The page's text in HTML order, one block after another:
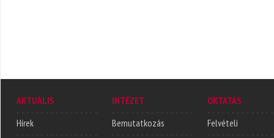
AKTUÁLIS
Hírek
INTÉZET
Bemutatkozás
OKTATÁS
Felvételi